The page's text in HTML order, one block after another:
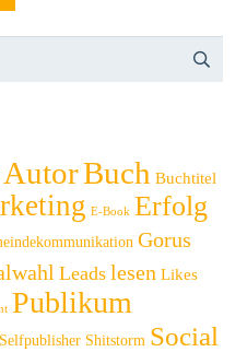
AutorBuch Buchtitel
E-Book Erfolg
Gorus
Leads lesen Likes
Publikum
Selfpublisher Shitstorm Social